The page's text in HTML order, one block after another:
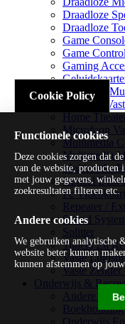
Draadloze
Draadloze
Game
Game
Gaming
Handheld
Headsets Vast
Home
Microfoon
Multimedia
Multimedia
Multimedia
Optical Disk
Pc Videokaart
Repeater /
Sound
Splitter
Tuners En
Vaste
Vaste Zender
Onderwijs &
Andere
Cookie Policy
Functionele cookies
Deze cookies zorgen dat
van de website, producten
met jouw gegevens,
zoekresultaten filteren etc.
Andere cookies
We gebruiken analytische
website beter kunnen
kunnen afstemmen op